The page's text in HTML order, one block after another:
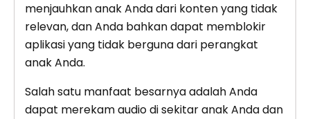
menjauhkan anak Anda dari konten yang tidak
relevan, dan Anda bahkan dapat memblokir
aplikasi yang tidak berguna dari perangkat
anak Anda.
Salah satu manfaat besarnya adalah Anda
dapat merekam audio di sekitar anak Anda dan